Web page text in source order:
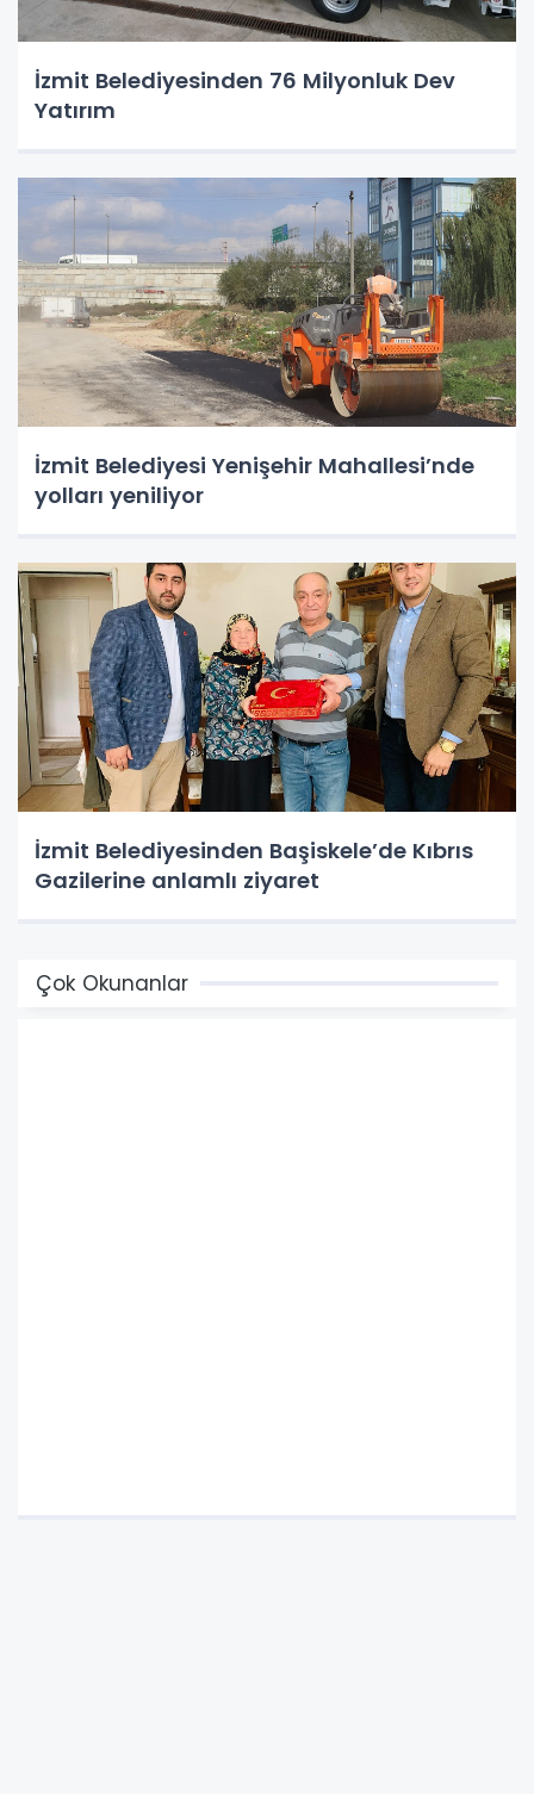
İzmit Belediyesinden 76 Milyonluk Dev
Yatırım
İzmit Belediyesi Yenişehir Mahallesi’nde
yolları yeniliyor
İzmit Belediyesinden Başiskele’de Kıbrıs
Gazilerine anlamlı ziyaret
Çok Okunanlar